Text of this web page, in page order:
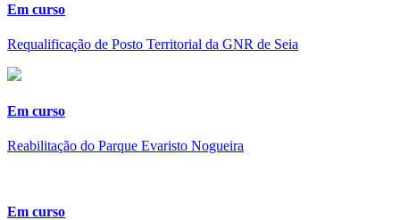
Em curso
Requalificação de Posto Territorial da GNR de Seia
Em curso
Reabilitação do Parque Evaristo Nogueira
Em curso